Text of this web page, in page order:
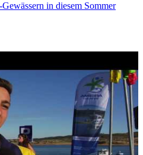
in diesem Sommer